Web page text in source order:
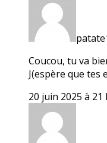
Coucou, tu va
J(espère que tes
20 juin 2025 à 21